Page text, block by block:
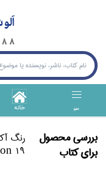
منو خانه
بررسی محصول
برای كتاب
19